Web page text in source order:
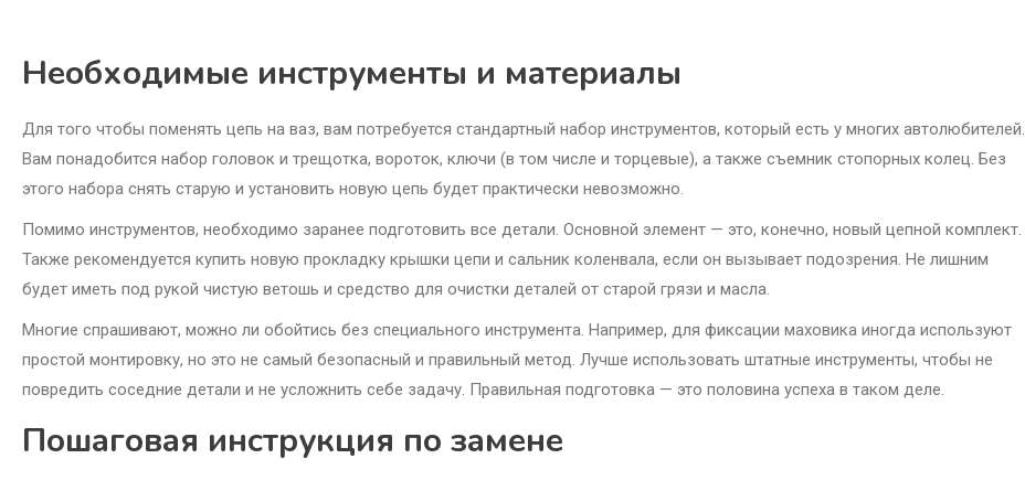
Необходимые инструменты и материалы
Для того чтобы поменять цепь на ваз, вам потребуется стандартный набор инструментов, который есть у многих автолюбителей.
Вам понадобится набор головок и трещотка, вороток, ключи (в том числе и торцевые), а также съемник стопорных колец. Без
этого набора снять старую и установить новую цепь будет практически невозможно.
Помимо инструментов, необходимо заранее подготовить все детали. Основной элемент — это, конечно, новый цепной комплект.
Также рекомендуется купить новую прокладку крышки цепи и сальник коленвала, если он вызывает подозрения. Не лишним
будет иметь под рукой чистую ветошь и средство для очистки деталей от старой грязи и масла.
Многие спрашивают, можно ли обойтись без специального инструмента. Например, для фиксации маховика иногда используют
простой монтировку, но это не самый безопасный и правильный метод. Лучше использовать штатные инструменты, чтобы не
повредить соседние детали и не усложнить себе задачу. Правильная подготовка — это половина успеха в таком деле.
Пошаговая инструкция по замене